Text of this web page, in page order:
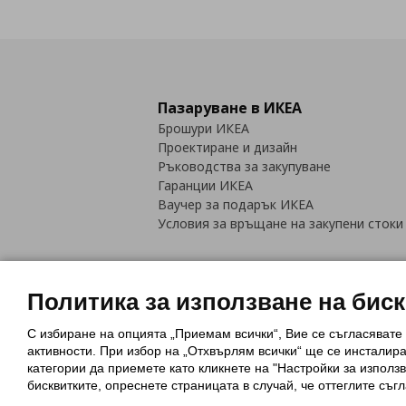
Пазаруване в ИКЕА
Брошури ИКЕА
Проектиране и дизайн
Ръководства за закупуване
Гаранции ИКЕА
Ваучер за подарък ИКЕА
Условия за връщане на закупени стоки
Политика за използване на
Обща политика за личните данни
Политика за защита на лични
Политика за използване на
С избиране на опцията „Приемам всички“, Вие се
активности. При избор на „Отхвърлям всички“ ще се
категории да приемете като кликнете на "Настройки за
бисквитките, опреснете страницата в случай, че оттеглите